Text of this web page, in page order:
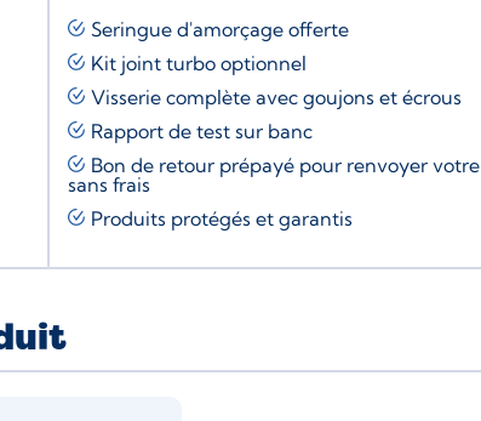
Seringue d'amorçage offerte
Kit joint turbo optionnel
Visserie complète avec goujons et écrous
Rapport de test sur banc
Bon de retour prépayé pour renvoyer
sans frais
Produits protégés et garantis